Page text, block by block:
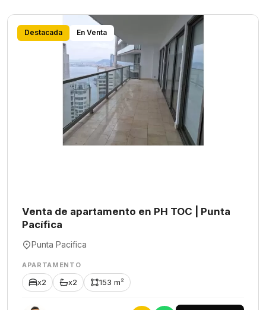
Destacada En Venta
Venta de apartamento en PH TOC | Punta
Pacífica
Punta Pacifica
APARTAMENTO
x2 x2 153 m²